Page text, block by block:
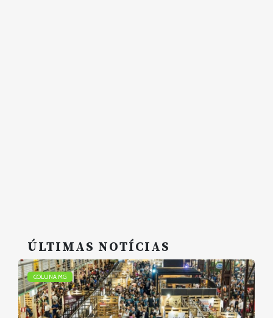
ÚLTIMAS NOTÍCIAS
COLUNA MG